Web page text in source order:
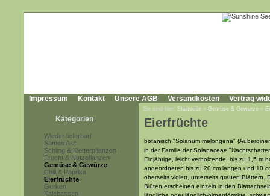
Impressum Kontakt Unsere AGB Versandkosten Vertrag
Kategorien
Wieder lieferbar!
Samen A-Z
Schling & Kletterpflanzen
Frucht & Nutzpflanzen
Gemüse & Gewürze
Chili & Paprika
Eierfrüchte
Gurken
Kalebassen
Sie sind hier: Startseite » Gemüse & Gewürze »
Eierfrüchte
botanisch "Solanum melongena"
in der Familie der Solanaceae
Einjährige, leicht verholzende, bis zu 1,5 m
angeordneten bis zu 20 cm langen und 10
oberseits violett, unterseits grauen Blättern.
Blüten erscheinen einzeln in den